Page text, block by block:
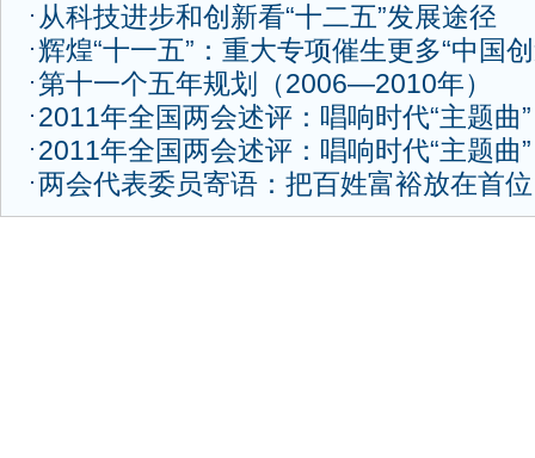
从科技进步和创新看“十二五”发展途径
辉煌“十一五”：重大专项催生更多“中国
第十一个五年规划（2006—2010年）
2011年全国两会述评：唱响时代“主题曲”
2011年全国两会述评：唱响时代“主题曲”
两会代表委员寄语：把百姓富裕放在首位